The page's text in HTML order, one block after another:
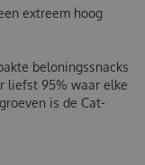
extreem hoog
beloningssnacks
liefst 95% waar elke
is de Cat-